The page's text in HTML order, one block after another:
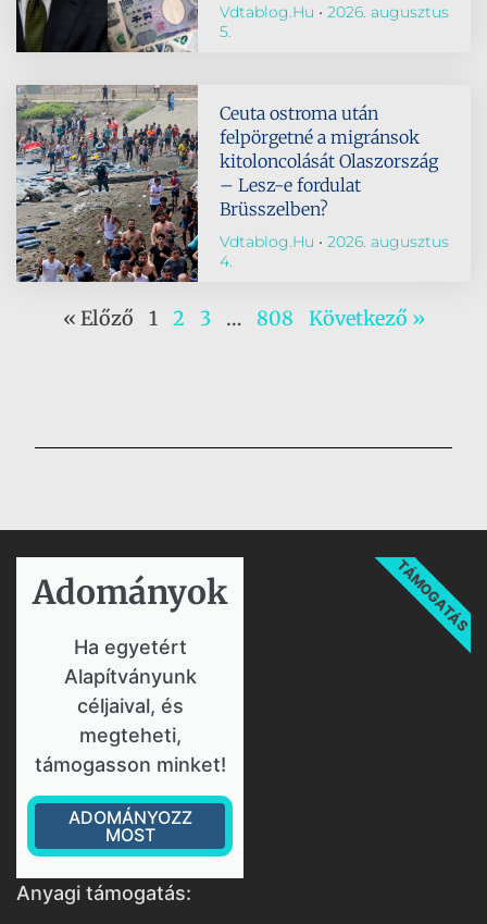
Vdtablog.hu
2026. augusztus
5.
Ceuta ostroma után
felpörgetné a migránsok
kitoloncolását Olaszország
– Lesz-e fordulat
Brüsszelben?
Vdtablog.hu
2026. augusztus
4.
« Előző 1 2 3 … 808 Következő »
Adományok​
Ha egyetért
Alapítványunk
céljaival, és
megteheti,
támogasson minket!
ADOMÁNYOZZ
MOST
TÁMOGATÁS
Anyagi támogatás: